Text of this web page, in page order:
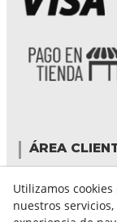
ÁREA
Mis compras
Cambiar contraseña
Utilizamos
nuestros